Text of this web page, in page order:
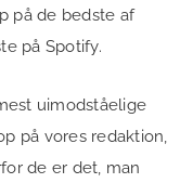
på de bedste af
på Spotify.
uimodståelige
på vores redaktion,
de er det, man